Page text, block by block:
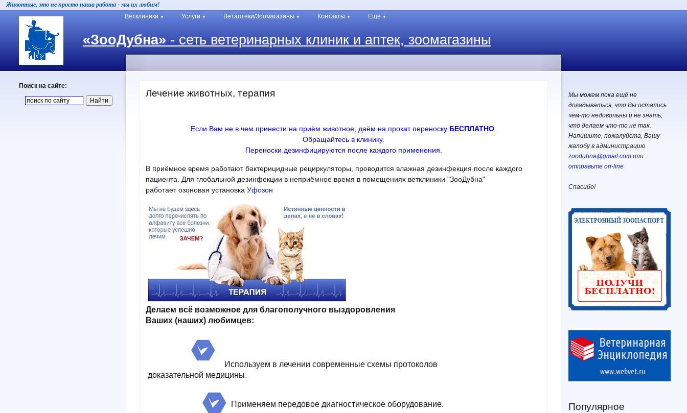
Животные, это не просто наша работа - мы их любим!
«ЗооДубна» - сеть ветеринарных клиник и аптек, зоомагазины
Ветклиники ▼ Услуги ▼ Ветаптеки/Зоомагазины ▼ Контакты ▼ Ещё ▼
Поиск на сайте:
Лечение животных, терапия
Если Вам не в чем принести на приём животное, даём на прокат переноску БЕСПЛАТНО
Обращайтесь в клинику.
Переноски дезинфицируются после каждого применения.
В приёмное время работают бактерицидные рециркуляторы, проводится влажная дезинфекция после каждого
пациента. Для глобальной дезинфекции в неприёмное время в помещениях ветклиники "ЗооДубна"
работает озоновая установка Уфозон
Делаем всё возможное для благополучного выздоровления
Ваших (наших) любимцев:
Используем в лечении современные схемы протоколов
доказательной медицины.
Применяем передовое диагностическое оборудование.
Мы можем пока ещё не
догадываться, что Вы остались
чем-то недовольны и не знать,
что делаем что-то не так.
Напишите, пожалуйста, Вашу
жалобу в администрацию
zoodubna@gmail.com или
отправьте on-line
Спасибо!
Популярное